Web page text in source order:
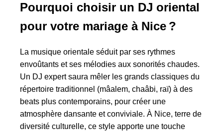
Pourquoi choisir un DJ oriental
pour votre mariage à Nice ?
La musique orientale séduit par ses rythmes
envoûtants et ses mélodies aux sonorités chaudes.
Un DJ expert saura mêler les grands classiques du
répertoire traditionnel (mâalem, chaâbi, raï) à des
beats plus contemporains, pour créer une
atmosphère dansante et conviviale. À Nice, terre de
diversité culturelle, ce style apporte une touche